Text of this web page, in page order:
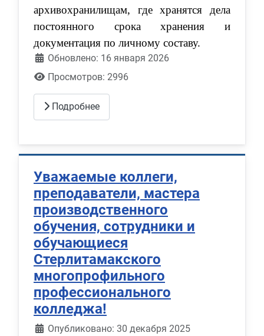
архивохранилищам, где хранятся дела
постоянного срока хранения и
документация по личному составу.
Обновлено: 16 января 2026
Просмотров: 2996
Подробнее
Уважаемые коллеги,
преподаватели, мастера
производственного
обучения, сотрудники и
обучающиеся
Стерлитамакского
многопрофильного
профессионального
колледжа!
Информация о материале
Опубликовано: 30 декабря 2025